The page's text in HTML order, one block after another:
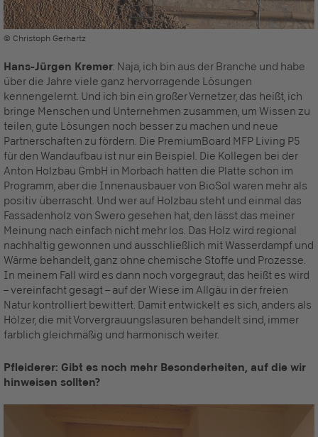
© Christoph Gerhartz
Hans-Jürgen Kremer: Naja, ich bin aus der Branche und habe
über die Jahre viele ganz hervorragende Lösungen
kennengelernt. Und ich bin ein großer Vernetzer, das heißt, ich
bringe Menschen und Unternehmen zusammen, um Wissen zu
teilen, gute Lösungen noch besser zu machen und neue
Partnerschaften zu fördern. Die PremiumBoard MFP Living P5
für den Wandaufbau ist nur ein Beispiel. Die Kollegen bei der
Anton Holzbau GmbH in Morbach hatten die Platte schon im
Programm, aber die Innenausbauer von BioSol waren mehr als
positiv überrascht. Und wer auf Holzbau steht und einmal das
Fassadenholz von Swero gesehen hat, den lässt das meiner
Meinung nach einfach nicht mehr los. Das Holz wird regional
nachhaltig gewonnen und ausschließlich mit Wasserdampf und
Wärme behandelt, ganz ohne chemische Stoffe und Prozesse.
In meinem Fall wird es dann noch vorgegraut, das heißt es wird
– vereinfacht gesagt – auf der Wiese im Allgäu in der freien
Natur kontrolliert bewittert. Damit entwickelt es sich, anders als
Hölzer, die mit Vorvergrauungslasuren behandelt sind, immer
farblich gleichmäßig und harmonisch weiter.
Pfleiderer: Gibt es noch mehr Besonderheiten, auf die wir
hinweisen sollten?